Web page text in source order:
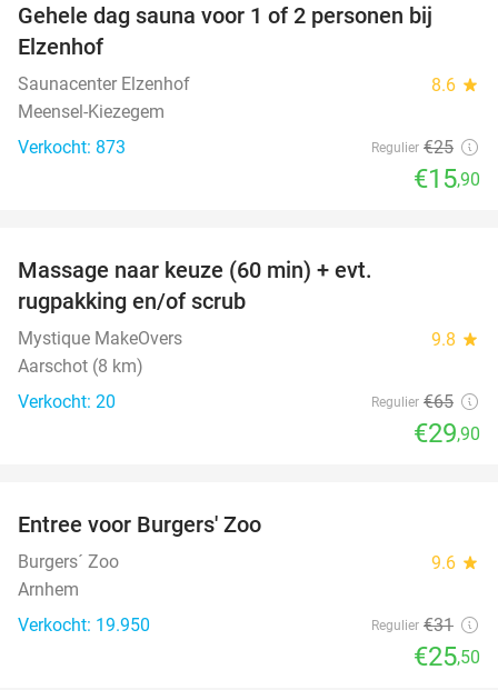
36%
Gehele dag sauna voor 1 of 2 personen bij
Elzenhof
Saunacenter Elzenhof 8.6 star
Meensel-Kiezegem
Verkocht: 873
Regulier €25
€15,90
Massage naar keuze (60 min) + evt.
rugpakking en/of scrub
Mystique MakeOvers 9.8 star
Aarschot (8 km)
Verkocht: 20
Regulier €65
€29,90
Entree voor Burgers' Zoo
Burgers´ Zoo 9.6 star
Arnhem
Verkocht: 19.950
Regulier €31
€25,50